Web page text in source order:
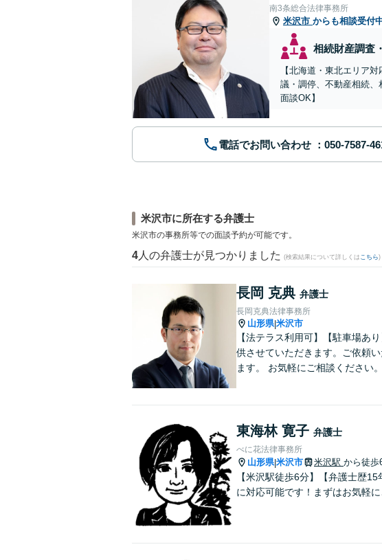
南3条総合法律事務所
米沢市 からも相談受付
相続財産調査
【北海道・東北エリア
議・調停、不動産相続
面談OK】
電話でお問い合わせ
米沢市に所在する弁護士
米沢市の事務所等での面談予約が可能です。
4 人の弁護士が見つかりました (検索結果について詳しくは こちら)
長岡 克典 弁護士
長岡克典法律事務所
山形県|米沢市
【法テラス利用可】【駐車場あ
供させていただきます。ご依頼
ます。 お気軽にご相談ください。
東海林 寛子 弁護士
べに花法律事務所
山形県|米沢市 米沢駅 から徒歩
【米沢駅徒歩6分】【弁護士歴
に対応可能です！まずはお気軽に